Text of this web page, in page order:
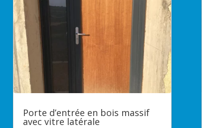
Porte d’entrée en bois massif
avec vitre latérale